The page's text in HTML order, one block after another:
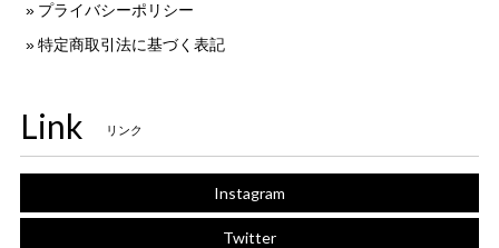
プライバシーポリシー
特定商取引法に基づく表記
Link リンク
Instagram
Twitter